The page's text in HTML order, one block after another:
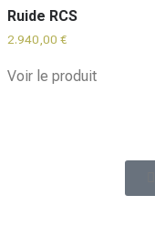
Ruide RCS
2.940,00 €
Voir le produit